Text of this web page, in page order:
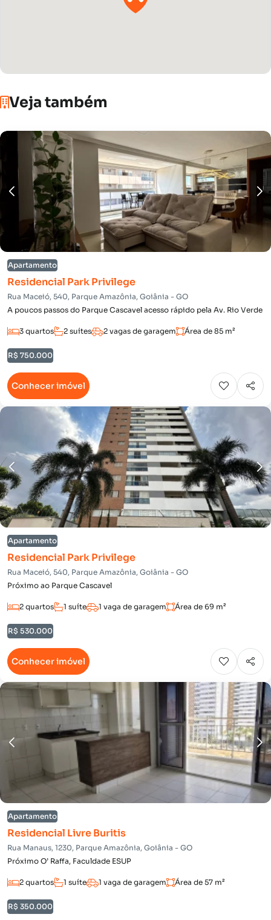
Veja também
Apartamento
Residencial Park Privilege
Rua Maceió, 540, Parque Amazônia, Goiânia - GO
A poucos passos do Parque Cascavel acesso rápido pela Av. Rio Verde
3 quartos 2 suítes 2 vagas de garagem Área de 85 m²
R$ 750.000
Conhecer imóvel
Apartamento
Residencial Park Privilege
Rua Maceió, 540, Parque Amazônia, Goiânia - GO
Próximo ao Parque Cascavel
2 quartos 1 suíte 1 vaga de garagem Área de 69 m²
R$ 530.000
Conhecer imóvel
Apartamento
Residencial Livre Buritis
Rua Manaus, 1230, Parque Amazônia, Goiânia - GO
Próximo O’ Raffa, Faculdade ESUP
2 quartos 1 suíte 1 vaga de garagem Área de 57 m²
R$ 350.000